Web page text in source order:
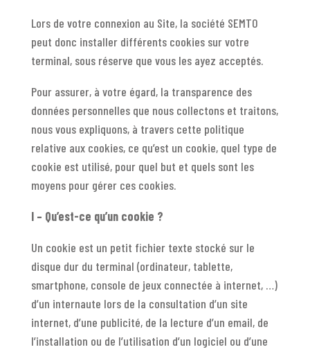
Lors de votre connexion au Site, la société SEMTO
peut donc installer différents cookies sur votre
terminal, sous réserve que vous les ayez acceptés.
Pour assurer, à votre égard, la transparence des
données personnelles que nous collectons et traitons,
nous vous expliquons, à travers cette politique
relative aux cookies, ce qu’est un cookie, quel type de
cookie est utilisé, pour quel but et quels sont les
moyens pour gérer ces cookies.
I – Qu’est-ce qu’un cookie ?
Un cookie est un petit fichier texte stocké sur le
disque dur du terminal (ordinateur, tablette,
smartphone, console de jeux connectée à internet, …)
d’un internaute lors de la consultation d’un site
internet, d’une publicité, de la lecture d’un email, de
l’installation ou de l’utilisation d’un logiciel ou d’une